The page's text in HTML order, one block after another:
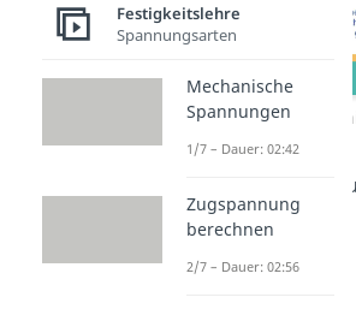
Zugspannung
Die Formel für die
lautet:
Festigkeitslehre
Spannungsarten
Mechanische
Spannungen
1/7 – Dauer: 02:42
Zugspannung
berechnen
2/7 – Dauer: 02:56